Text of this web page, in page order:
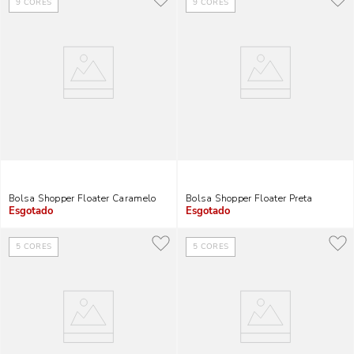
9 CORES
Bolsa Shopper Floater Caramelo
Indisponível
9 CORES
Bolsa Shopper Floater Preta
Indisponível
5 CORES 5 CORES